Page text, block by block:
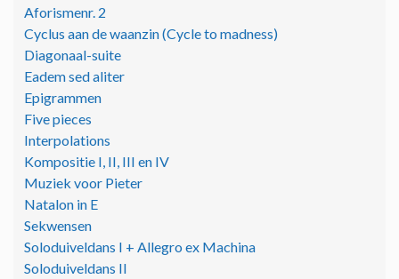
Aforismenr. 2
Cyclus aan de waanzin (Cycle to madness)
Diagonaal-suite
Eadem sed aliter
Epigrammen
Five pieces
Interpolations
Kompositie I, II, III en IV
Muziek voor Pieter
Natalon in E
Sekwensen
Soloduiveldans I + Allegro ex Machina
Soloduiveldans II